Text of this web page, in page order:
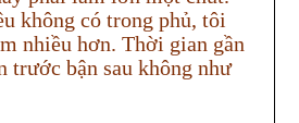
không có trong phủ, tôi
nhiều hơn. Thời gian gần
trước bận sau không như